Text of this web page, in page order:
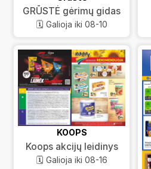
GRŪSTĖ gėrimų gidas
🗓️ Galioja iki 08-10
KOOPS
Koops akcijų leidinys
🗓️ Galioja iki 08-16